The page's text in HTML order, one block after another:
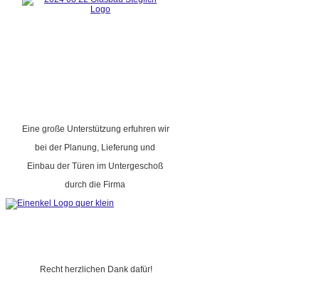
Eine große Unterstützung erfuhren wir
bei der Planung, Lieferung und
Einbau der Türen im Untergeschoß
durch die Firma
Recht herzlichen Dank dafür!